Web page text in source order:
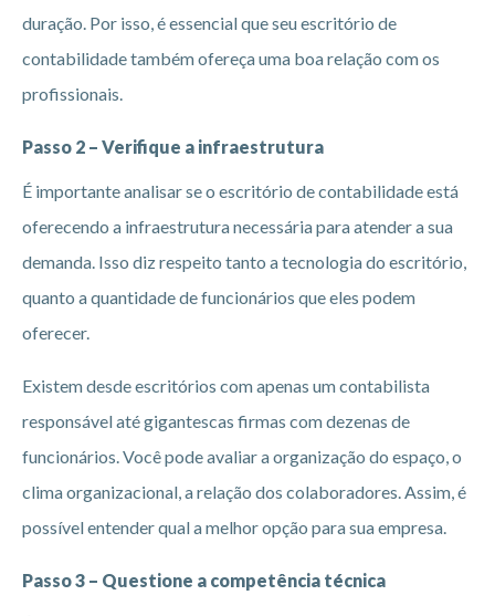
duração. Por isso, é essencial que seu escritório de
contabilidade também ofereça uma boa relação com os
profissionais.
Passo 2 – Verifique a infraestrutura
É importante analisar se o escritório de contabilidade está
oferecendo a infraestrutura necessária para atender a sua
demanda. Isso diz respeito tanto a tecnologia do escritório,
quanto a quantidade de funcionários que eles podem
oferecer.
Existem desde escritórios com apenas um contabilista
responsável até gigantescas firmas com dezenas de
funcionários. Você pode avaliar a organização do espaço, o
clima organizacional, a relação dos colaboradores. Assim, é
possível entender qual a melhor opção para sua empresa.
Passo 3 – Questione a competência técnica